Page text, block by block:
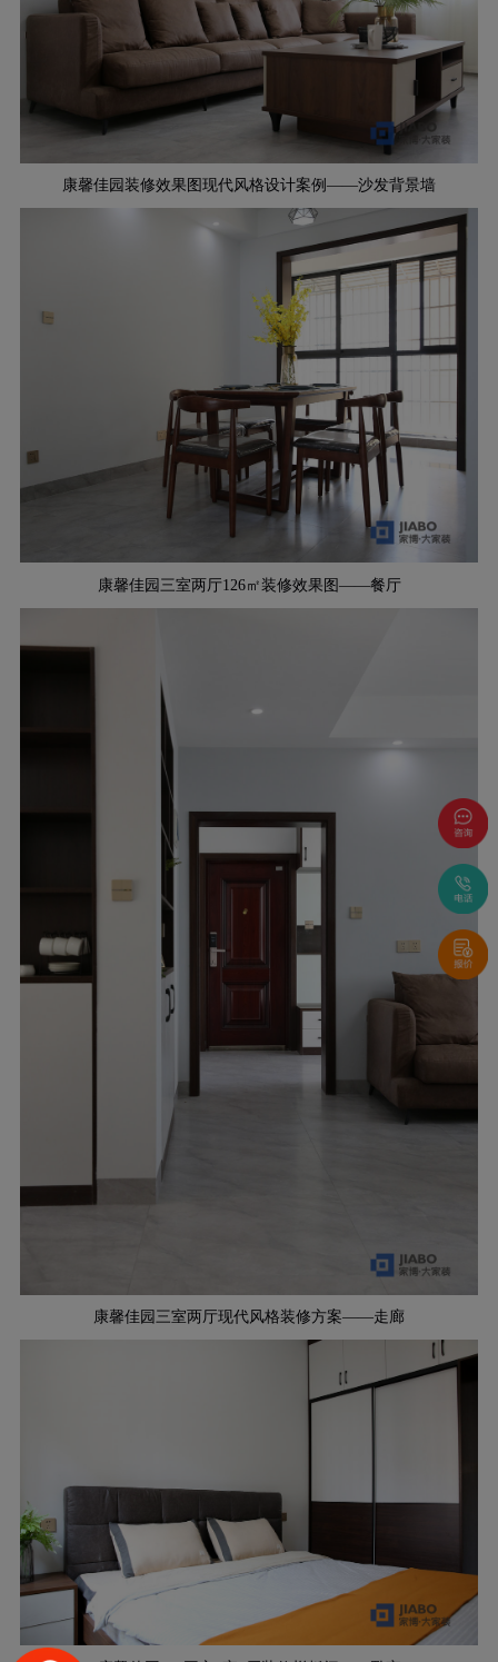
康馨佳园装修效果图现代风格设计案例——沙发背景墙
康馨佳园三室两厅126㎡装修效果图——餐厅
康馨佳园三室两厅现代风格装修方案——走廊